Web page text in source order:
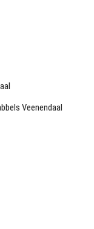
Veenendaal